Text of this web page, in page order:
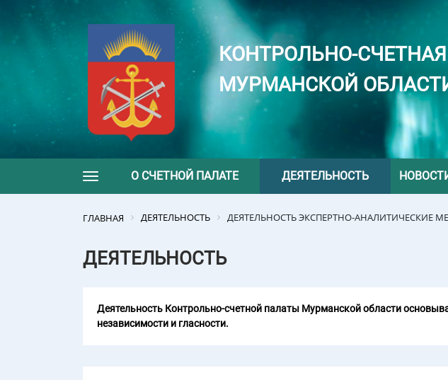
КОНТРОЛЬНО-
МУРМАНСКОЙ
Toggle navigation
О СЧЕТНОЙ ПАЛАТЕ ДЕЯТЕЛЬНОСТЬ
ГЛАВНАЯ ДЕЯТЕЛЬНОСТЬ ДЕЯТЕЛЬНОСТЬ ЭКСПЕРТНО-АНАЛИТИЧЕСКИЕ
ДЕЯТЕЛЬНОСТЬ
Деятельность Контрольно-счетной палаты Мурманской области
независимости и гласности.